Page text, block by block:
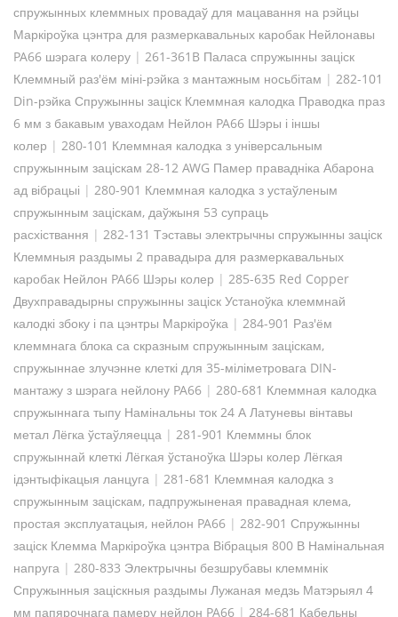
спружынных клеммных провадаў для мацавання на рэйцы
Маркіроўка цэнтра для размеркавальных каробак Нейлонавы
PA66 шэрага колеру | 261-361B Паласа спружынны заціск
Клеммный раз'ём міні-рэйка з мантажным носьбітам | 282-101
Din-рэйка Спружынны заціск Клеммная калодка Праводка праз
6 мм з бакавым уваходам Нейлон PA66 Шэры і іншы
колер | 280-101 Клеммная калодка з універсальным
спружынным заціскам 28-12 AWG Памер правадніка Абарона
ад вібрацыі | 280-901 Клеммная калодка з устаўленым
спружынным заціскам, даўжыня 53 супраць
расхіствання | 282-131 Тэставы электрычны спружынны заціск
Клеммныя раздымы 2 правадыра для размеркавальных
каробак Нейлон PA66 Шэры колер | 285-635 Red Copper
Двухправадырны спружынны заціск Устаноўка клеммнай
калодкі збоку і па цэнтры Маркіроўка | 284-901 Раз'ём
клеммнага блока са скразным спружынным заціскам,
спружыннае злучэнне клеткі для 35-міліметровага DIN-
мантажу з шэрага нейлону PA66 | 280-681 Клеммная калодка
спружыннага тыпу Намінальны ток 24 А Латуневы вінтавы
метал Лёгка ўстаўляецца | 281-901 Клеммны блок
спружыннай клеткі Лёгкая ўстаноўка Шэры колер Лёгкая
ідэнтыфікацыя ланцуга | 281-681 Клеммная калодка з
спружынным заціскам, падпружыненая правадная клема,
простая эксплуатацыя, нейлон PA66 | 282-901 Спружынны
заціск Клемма Маркіроўка цэнтра Вібрацыя 800 В Намінальная
напруга | 280-833 Электрычны безшрубавы клеммнік
Спружынныя заціскныя раздымы Лужаная медзь Матэрыял 4
мм папярочнага памеру нейлон PA66 | 284-681 Кабельны